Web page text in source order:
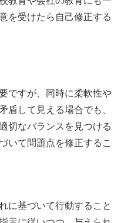
を受けたら自己修正する
ですが、同時に柔軟性や
盾して見える場合でも、
切なバランスを見つける
いて問題点を修正するこ
に基づいて行動すること